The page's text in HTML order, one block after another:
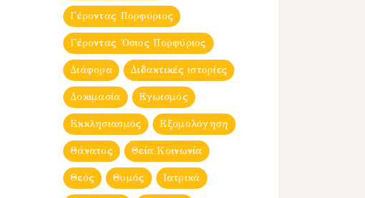
Γέροντας Πορφύριος
Γέροντας Ὀσιος Πορφύριος
Διάφορα Διδακτικές ιστορίες
Δοκιμασία Εγωισμός
Εκκλησιασμός Εξομολόγηση
Θάνατος Θεία Κοινωνία
Θεός Θυμός Ιατρικά